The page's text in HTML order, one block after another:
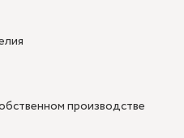
производстве